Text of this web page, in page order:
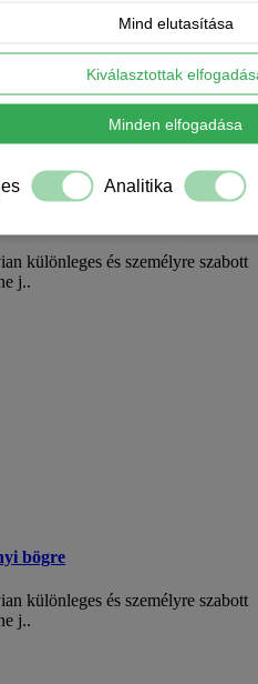
bögre
különleges és személyre szabott
j..
bögre
különleges és személyre szabott
j..
Mind elutasítása
Kiválasztottak
Minden elfogadása
Analitika